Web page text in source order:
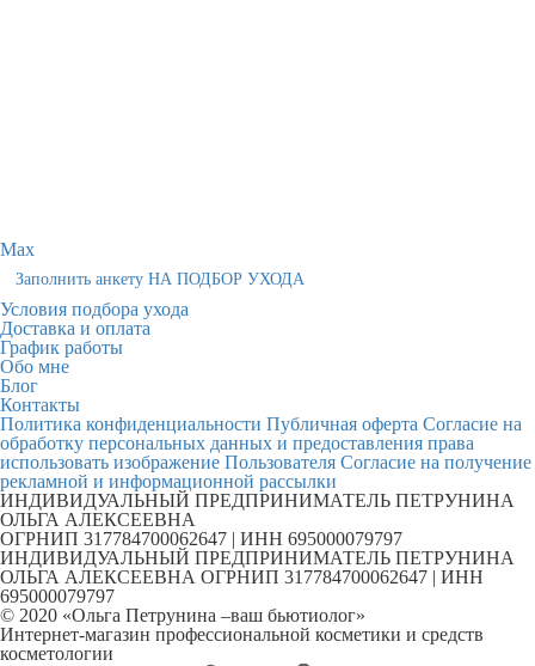
Max
Заполнить анкету НА ПОДБОР УХОДА
Условия подбора ухода
Доставка и оплата
График работы
Обо мне
Блог
Контакты
Политика конфиденциальности Публичная оферта Согласие на
обработку персональных данных и предоставления права
использовать изображение Пользователя Согласие на получение
рекламной и информационной рассылки
ИНДИВИДУАЛЬНЫЙ ПРЕДПРИНИМАТЕЛЬ ПЕТРУНИНА
ОЛЬГА АЛЕКСЕЕВНА
ОГРНИП 317784700062647 | ИНН 695000079797
ИНДИВИДУАЛЬНЫЙ ПРЕДПРИНИМАТЕЛЬ ПЕТРУНИНА
ОЛЬГА АЛЕКСЕЕВНА ОГРНИП 317784700062647 | ИНН
695000079797
© 2020 «Ольга Петрунина –ваш бьютиолог»
Интернет-магазин профессиональной косметики и средств
косметологии